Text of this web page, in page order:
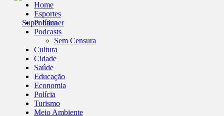
Home
Esportes
Política
Podcasts
Sem Censura
Cultura
Cidade
Saúde
Educação
Economia
Polícia
Turismo
Meio Ambiente